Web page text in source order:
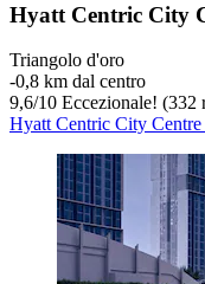
Hyatt Centric City
Triangolo d'oro
‐0,8 km dal centro
9,6/10 Eccezionale! (332
Hyatt Centric City